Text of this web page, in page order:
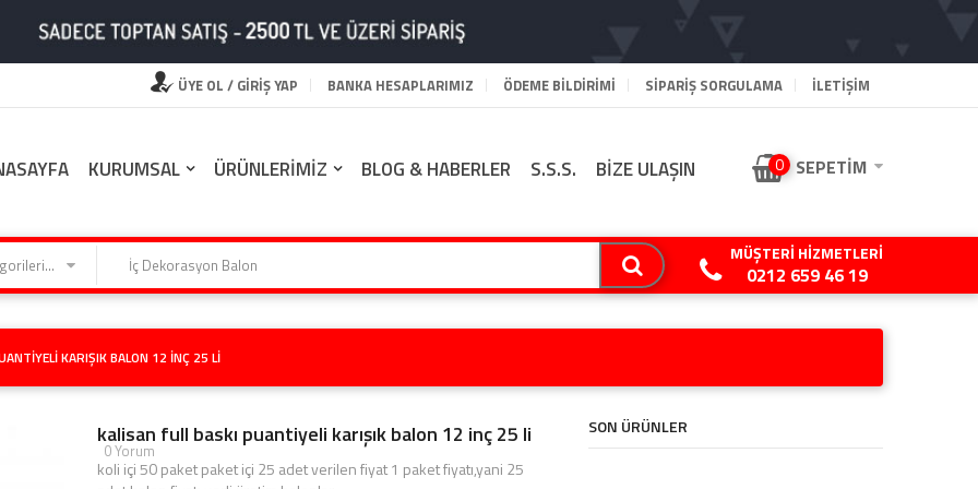
ÜYE OL / GİRİŞ YAP BANKA HESAPLARIMIZ ÖDEME BILDIRIMI SIPARIŞ SORGULAMA İLETİŞİM
KURUMSAL ÜRÜNLERİMİZ BLOG & HABERLER S.S.S. BİZE ULAŞIN 0 SEPETIM
Kategorilerimiz
MÜŞTERI HIZMETLERI
0212 659 46 19
KARIŞIK BALON 12 INÇ 25 LI
kalisan full baskı puantiyeli karışık balon 12 inç 25 li
0 Yorum
koli içi 50 paket paket içi 25 adet verilen fiyat 1 paket fiyatı,yani 25
SON ÜRÜNLER